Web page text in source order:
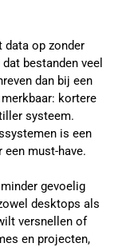
data op zonder
bestanden veel
dan bij een
kortere
systeem.
is een
een must-have.
gevoelig
desktops als
versnellen of
en projecten,